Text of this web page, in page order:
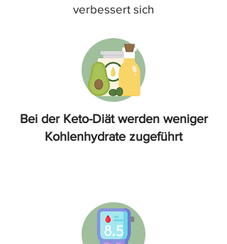
verbessert sich
Bei der Keto-Diät werden weniger
Kohlenhydrate zugeführt